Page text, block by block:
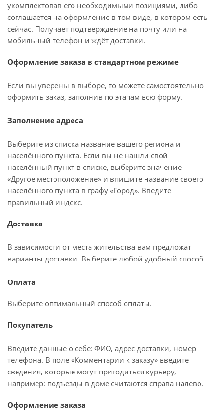
укомплектовав его необходимыми позициями, либо
соглашается на оформление в том виде, в котором есть
сейчас. Получает подтверждение на почту или на
мобильный телефон и ждёт доставки.
Оформление заказа в стандартном режиме
Если вы уверены в выборе, то можете самостоятельно
оформить заказ, заполнив по этапам всю форму.
Заполнение адреса
Выберите из списка название вашего региона и
населённого пункта. Если вы не нашли свой
населённый пункт в списке, выберите значение
«Другое местоположение» и впишите название своего
населённого пункта в графу «Город». Введите
правильный индекс.
Доставка
В зависимости от места жительства вам предложат
варианты доставки. Выберите любой удобный способ.
Оплата
Выберите оптимальный способ оплаты.
Покупатель
Введите данные о себе: ФИО, адрес доставки, номер
телефона. В поле «Комментарии к заказу» введите
сведения, которые могут пригодиться курьеру,
например: подъезды в доме считаются справа налево.
Оформление заказа